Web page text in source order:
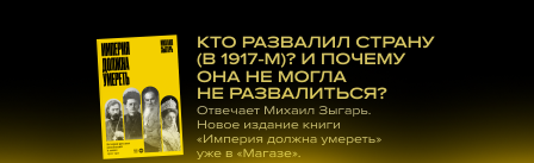
материалам